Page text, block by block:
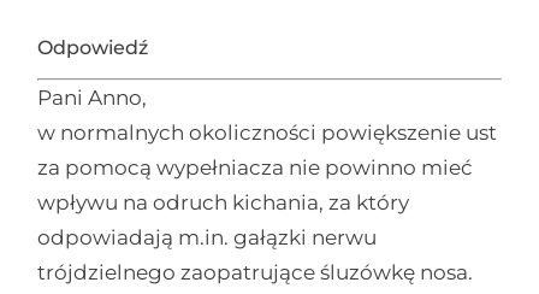
Odpowiedź
Pani Anno,
w normalnych okoliczności powiększenie ust
za pomocą wypełniacza nie powinno mieć
wpływu na odruch kichania, za który
odpowiadają m.in. gałązki nerwu
trójdzielnego zaopatrujące śluzówkę nosa.